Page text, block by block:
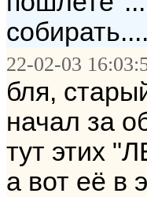
22-02-03
бля,
начал за
тут этих
а вот её в